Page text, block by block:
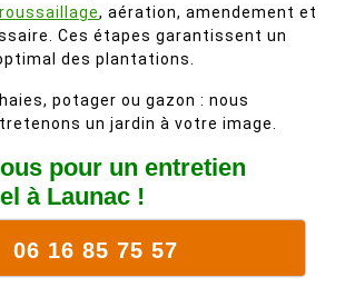
, aération, amendement et
Ces étapes garantissent un
des plantations.
potager ou gazon : nous
un jardin à votre image.
pour un entretien
à Launac !
06 16 85 75 57